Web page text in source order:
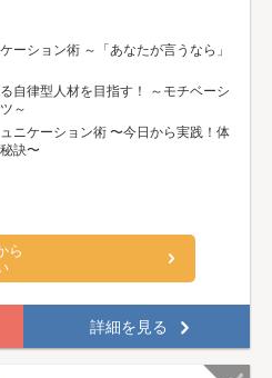
ーション術 ～「あなたが言うなら」
自律型人材を目指す！ ～モチベーシ
～
ニケーション術 〜今日から実践！体
訣〜
ら
詳細を見る